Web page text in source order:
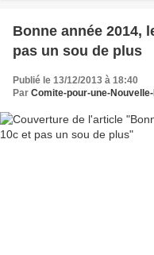
Bonne année 2014,
pas un sou de plus
Publié le 13/12/2013 à 18:40
Par Comite-pour-une-